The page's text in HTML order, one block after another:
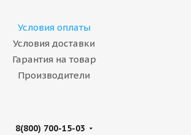
Условия оплаты
Условия доставки
Гарантия на товар
Производители
8(800) 700-15-03